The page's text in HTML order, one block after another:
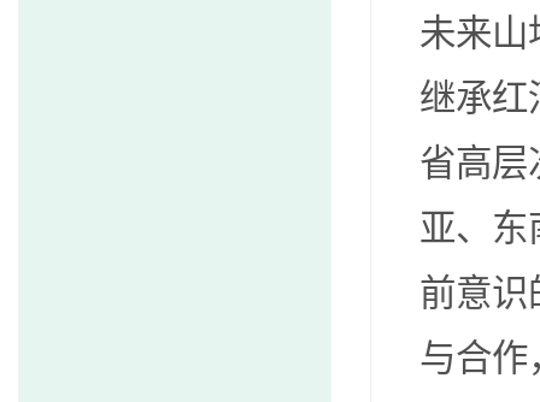
未来山
继承红
省高层
亚、东
前意识
与合作